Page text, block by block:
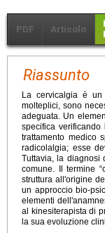
PDF Articolo
Riassunto
La cervicalgia è un
molteplici, sono
adeguata. Un
specifica
trattamento medico
radicolalgia; esse
Tuttavia, la diagnosi
comune. Il termine
struttura all'origine
un approccio bio-
elementi
al kinesiterapista di
la sua evoluzione